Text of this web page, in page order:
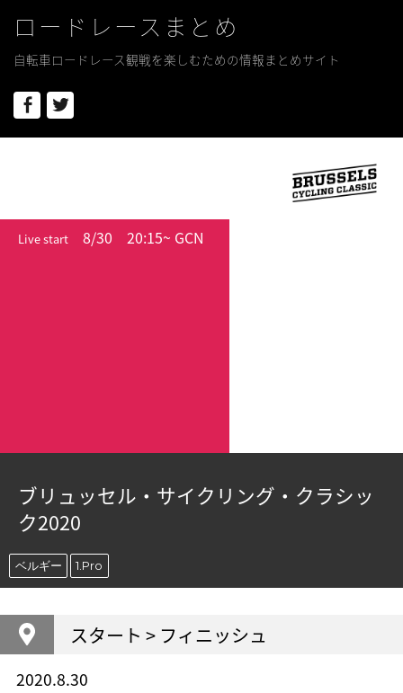
ロードレースまとめ
自転車ロードレース観戦を楽しむための情報まとめサイト
Facebook
Live start 8/30 20:15~ GCN
ブリュッセル・サイクリング・クラシッ
ク2020
ベルギー 1.Pro
スタート > フィニッシュ
2020.8.30